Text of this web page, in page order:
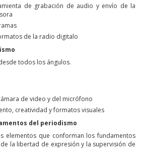
de grabación de audio y envío de la
de la radio digitalo
todos los ángulos.
de video y del micrófono
creatividad y formatos visuales
del periodismo
elementos que conforman los fundamentos
la libertad de expresión y la supervisión de